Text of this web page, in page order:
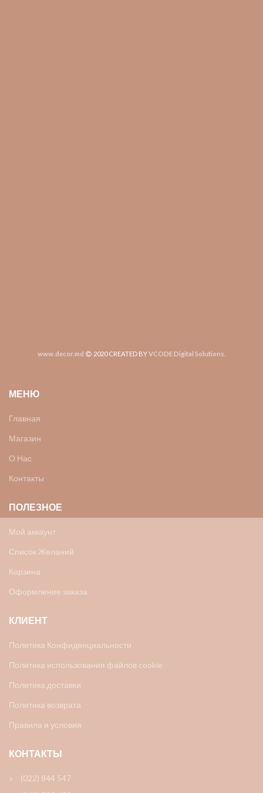
www.decor.md 2020 CREATED BYVCODE Digital Solutions
МЕНЮ
Главная
Магазин
О Нас
Контакты
ПОЛЕЗНОЕ
Мой аккаунт
Список Желаний
Корзина
Оформление заказа
КЛИЕНТ
Политика Конфиденциальности
Политика использования файлов cookie
Политика доставки
Политика возврата
Правила и условия
КОНТАКТЫ
(022) 844 547